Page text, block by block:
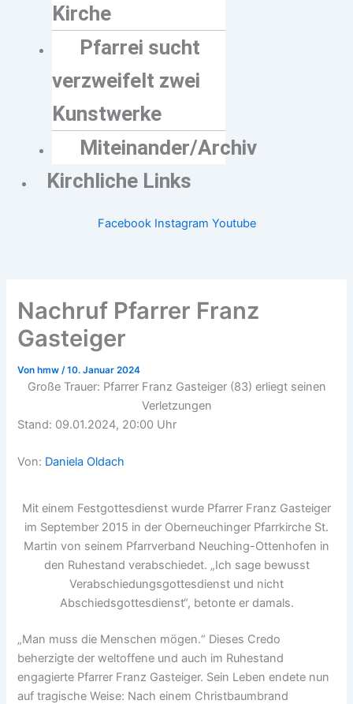
Kirche
Pfarrei sucht
verzweifelt zwei
Kunstwerke
Miteinander/Archiv
Kirchliche Links
Facebook Instagram Youtube
Nachruf Pfarrer Franz
Gasteiger
Vonhmw /10. Januar 2024
Große Trauer: Pfarrer Franz Gasteiger (83) erliegt seinen
Verletzungen
Stand: 09.01.2024, 20:00 Uhr
Von: Daniela Oldach
Mit einem Festgottesdienst wurde Pfarrer Franz Gasteiger
im September 2015 in der Oberneuchinger Pfarrkirche St.
Martin von seinem Pfarrverband Neuching-Ottenhofen in
den Ruhestand verabschiedet. „Ich sage bewusst
Verabschiedungsgottesdienst und nicht
Abschiedsgottesdienst“, betonte er damals.
„Man muss die Menschen mögen.“ Dieses Credo
beherzigte der weltoffene und auch im Ruhestand
engagierte Pfarrer Franz Gasteiger. Sein Leben endete nun
auf tragische Weise: Nach einem Christbaumbrand